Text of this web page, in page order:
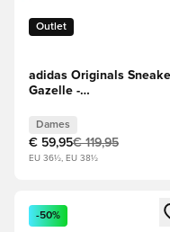
Outlet
adidas Originals
Gazelle -
Dames
Dames
€ 59,95€ 119,95
EU 36½, EU 38½
Opent een venster
-50%